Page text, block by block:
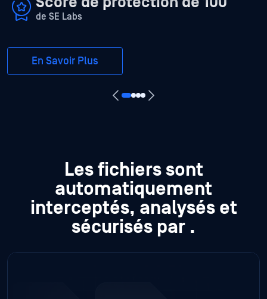
de SE Labs
En Savoir Plus
Les fichiers sont
automatiquement
interceptés, analysés et
sécurisés par .